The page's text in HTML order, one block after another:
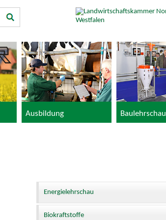
Ausbildung Baulehrschau
Energielehrschau
Biokraftstoffe